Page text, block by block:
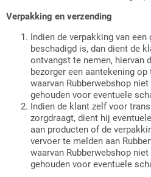
Verpakking en verzending
Indien de verpakking van
beschadigd is, dan dient de
ontvangst te nemen, hiervan
bezorger een aantekening
waarvan Rubberwebshop
gehouden voor eventuele
Indien de klant zelf voor
zorgdraagt, dient hij
aan producten of de
vervoer te melden aan
waarvan Rubberwebshop
gehouden voor eventuele